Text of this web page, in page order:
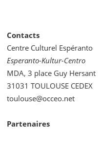
Contacts
Centre Culturel Espéranto
Esperanto-Kultur-Centro
MDA, 3 place Guy Hersant
31031 TOULOUSE CEDEX
toulouse@occeo.net
Partenaires